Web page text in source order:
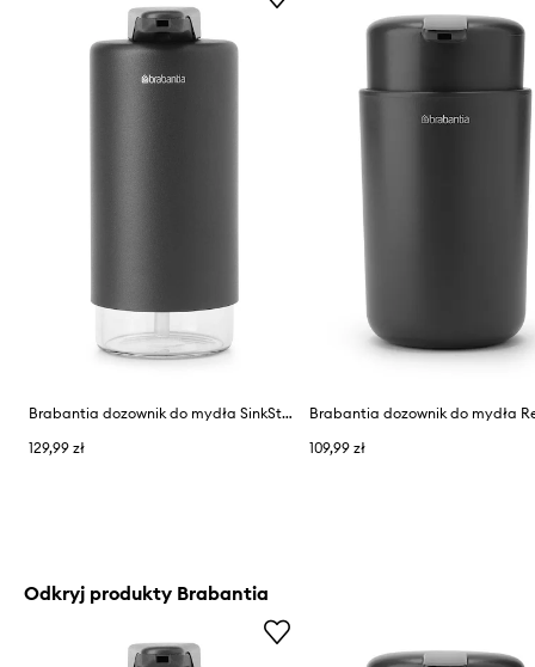
Brabantia dozownik do mydła SinkStyle 200 ml
129,99 zł
109,99 zł
Odkryj produkty Brabantia